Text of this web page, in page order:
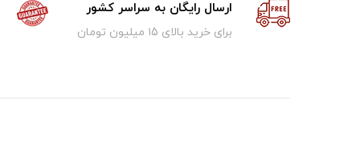
ارسال رایگان به سراسر کشور
برای خرید بالای ۱5 میلیون تومان